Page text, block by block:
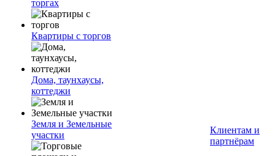
торгах
Квартиры с торгов
Дома, таунхаусы,
коттеджи
Земля и Земельные
участки
Клиентам и
партнёрам